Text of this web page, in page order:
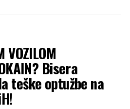
VOZILOM
Bisera
teške optužbe na